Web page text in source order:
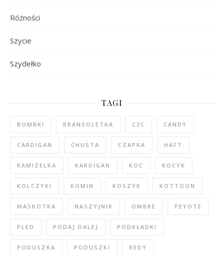
Różności
Szycie
Szydełko
TAGI
BOMBKI BRANSOLETKA C2C CANDY
CARDIGAN CHUSTA CZAPKA HAFT
KAMIZELKA KARDIGAN KOC KOCYK
KOLCZYKI KOMIN KOSZYK KOTTOON
MASKOTKA NASZYJNIK OMBRE PEYOTE
PLED PODAJ DALEJ PODKŁADKI
PODUSZKA PODUSZKI REDY